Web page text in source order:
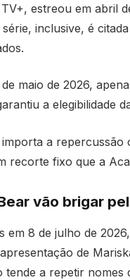
estreou em abril
inclusive, é
maio de 2026,
a elegibilidade
a
recorte fixo que a
vão brigar
em 8 de julho de
de
a repetir nomes